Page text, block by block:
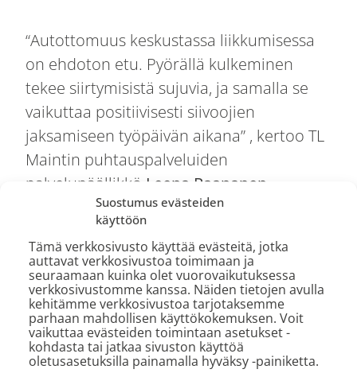
Suostumus evästeiden
käyttöön
Tämä verkkosivusto käyttää evästeitä, jotka
auttavat verkkosivustoa toimimaan ja
seuraamaan kuinka olet vuorovaikutuksessa
verkkosivustomme kanssa. Näiden tietojen avulla
kehitämme verkkosivustoa tarjotaksemme
parhaan mahdollisen käyttökokemuksen. Voit
vaikuttaa evästeiden toimintaan asetukset -
kohdasta tai jatkaa sivuston käyttöä
oletusasetuksilla painamalla hyväksy -painiketta.
“Autottomuus keskustassa liikkumisessa
on ehdoton etu. Pyörällä kulkeminen
tekee siirtymisistä sujuvia, ja samalla se
vaikuttaa positiivisesti siivoojien
jaksamiseen työpäivän aikana” , kertoo TL
Maintin puhtauspalveluiden
palvelupäällikkö Leena Paananen.
PHM Aski -toimintamallissa korostuvat järkevä
ajankäyttö ja tarkoituksenmukaiset työalueet. Monilla
paikkakunnilla Aski-siivoojat kulkevatkin työpäivän
aikana kohteesta toiseen pyörällä silloin, kun
välimatkat sen mahdollistavat. Siivoustekstiilit kulkevat
kätevästi mukana pyörän tarakalla, ja varsinaiset
siivousvälineet löytyvät valmiiksi kohteista.